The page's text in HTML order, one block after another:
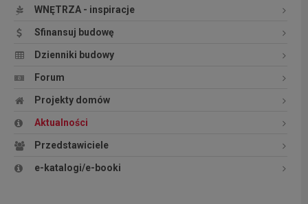
WNĘTRZA - inspiracje
Sfinansuj budowę
Dzienniki budowy
Forum
Projekty domów
Aktualności
Przedstawiciele
e-katalogi/e-booki